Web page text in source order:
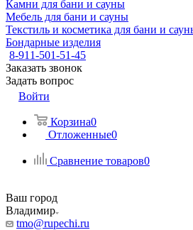
Камни для бани и сауны
Мебель для бани и сауны
Текстиль и косметика для бани и
Бондарные изделия
8-911-501-51-45
Заказать звонок
Задать вопрос
Войти
Корзина0
Отложенные0
Сравнение товаров0
Ваш город
Владимир
tmo@rupechi.ru